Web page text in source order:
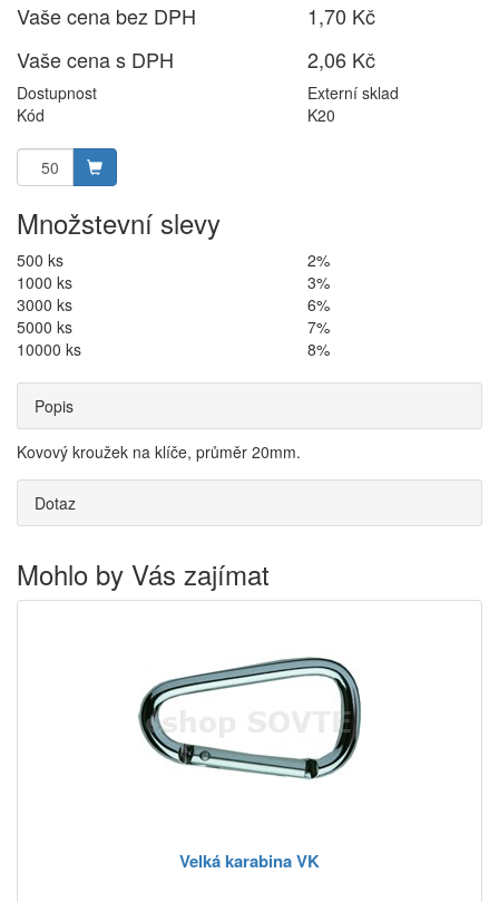
Vaše cena bez DPH
1,70 Kč
Vaše cena s DPH
2,06 Kč
Dostupnost
Externí sklad
Kód
K20
Množstevní slevy
500 ks
2%
1000 ks
3%
3000 ks
6%
5000 ks
7%
10000 ks
8%
Popis
Kovový kroužek na klíče, průměr 20mm.
Dotaz
Mohlo by Vás zajímat
Velká karabina VK